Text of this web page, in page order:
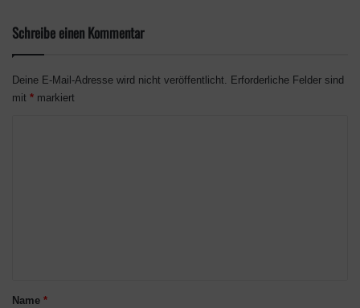
Schreibe einen Kommentar
Deine E-Mail-Adresse wird nicht veröffentlicht. Erforderliche Felder sind
mit * markiert
aName *